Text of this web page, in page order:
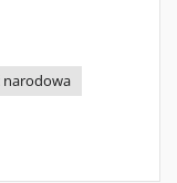
narodowa